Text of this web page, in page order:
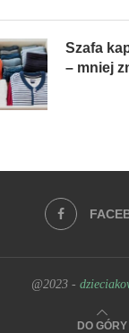
Szafa
– mniej
@2023 -
DO GÓRY